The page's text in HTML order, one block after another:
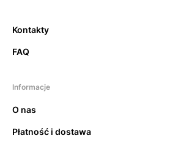
Kontakty
FAQ
Informacje
O nas
Płatność i dostawa